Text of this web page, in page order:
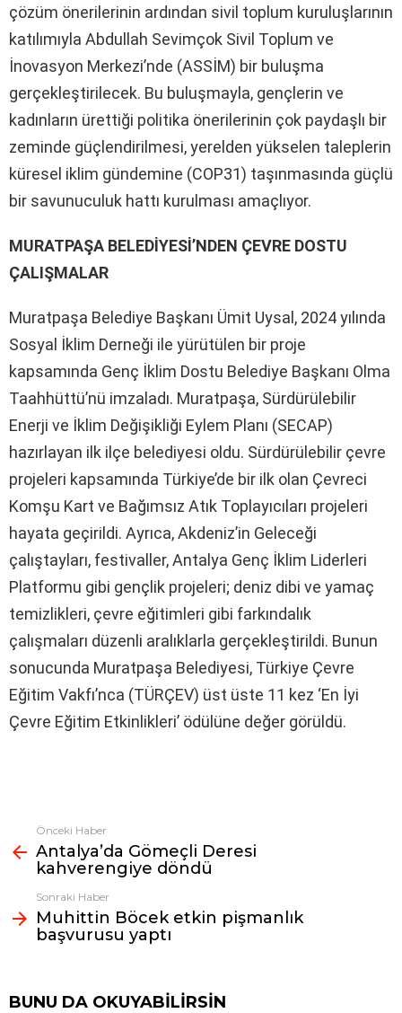
çözüm önerilerinin ardından sivil toplum kuruluşlarının
katılımıyla Abdullah Sevimçok Sivil Toplum ve
İnovasyon Merkezi’nde (ASSİM) bir buluşma
gerçekleştirilecek. Bu buluşmayla, gençlerin ve
kadınların ürettiği politika önerilerinin çok paydaşlı bir
zeminde güçlendirilmesi, yerelden yükselen taleplerin
küresel iklim gündemine (COP31) taşınmasında güçlü
bir savunuculuk hattı kurulması amaçlıyor.
MURATPAŞA BELEDİYESİ’NDEN ÇEVRE DOSTU
ÇALIŞMALAR
Muratpaşa Belediye Başkanı Ümit Uysal, 2024 yılında
Sosyal İklim Derneği ile yürütülen bir proje
kapsamında Genç İklim Dostu Belediye Başkanı Olma
Taahhüttü’nü imzaladı. Muratpaşa, Sürdürülebilir
Enerji ve İklim Değişikliği Eylem Planı (SECAP)
hazırlayan ilk ilçe belediyesi oldu. Sürdürülebilir çevre
projeleri kapsamında Türkiye’de bir ilk olan Çevreci
Komşu Kart ve Bağımsız Atık Toplayıcıları projeleri
hayata geçirildi. Ayrıca, Akdeniz’in Geleceği
çalıştayları, festivaller, Antalya Genç İklim Liderleri
Platformu gibi gençlik projeleri; deniz dibi ve yamaç
temizlikleri, çevre eğitimleri gibi farkındalık
çalışmaları düzenli aralıklarla gerçekleştirildi. Bunun
sonucunda Muratpaşa Belediyesi, Türkiye Çevre
Eğitim Vakfı’nca (TÜRÇEV) üst üste 11 kez ‘En İyi
Çevre Eğitim Etkinlikleri’ ödülüne değer görüldü.
Fazlasına
bak
Önceki Haber
Antalya’da Gömeçli Deresi
kahverengiye döndü
Sonraki Haber
Muhittin Böcek etkin pişmanlık
başvurusu yaptı
BUNU DA OKUYABILIRSIN